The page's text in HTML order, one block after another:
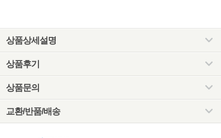
상품상세설명
상품후기
상품문의
교환/반품/배송